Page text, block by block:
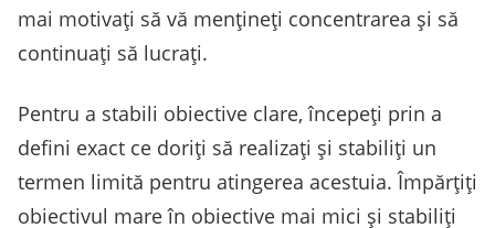
mai motivați să vă mențineți concentrarea și să
continuați să lucrați.
Pentru a stabili obiective clare, începeți prin a
defini exact ce doriți să realizați și stabiliți un
termen limită pentru atingerea acestuia. Împărțiți
obiectivul mare în obiective mai mici și stabiliți